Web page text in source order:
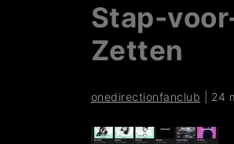
Stap-
Zetten
onedirectionfanclub 24